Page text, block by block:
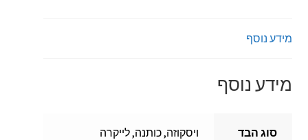
מידע נוסף
מידע נוסף
סוג הבד ויסקוזה, כותנה, לייקרה